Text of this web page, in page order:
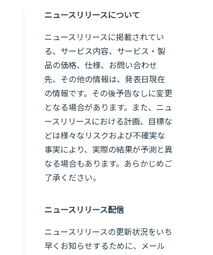
ニュースリリースについて
ニュースリリースに掲載されてい
る、サービス内容、サービス・製
品の価格、仕様、お問い合わせ
先、その他の情報は、発表日現在
の情報です。その後予告なしに変更
となる場合があります。また、ニュ
ースリリースにおける計画、目標な
どは様々なリスクおよび不確実な
事実により、実際の結果が予測と異
なる場合もあります。あらかじめご
了承ください。
ニュースリリース配信
ニュースリリースの更新状況をいち
早くお知らせするために、メール